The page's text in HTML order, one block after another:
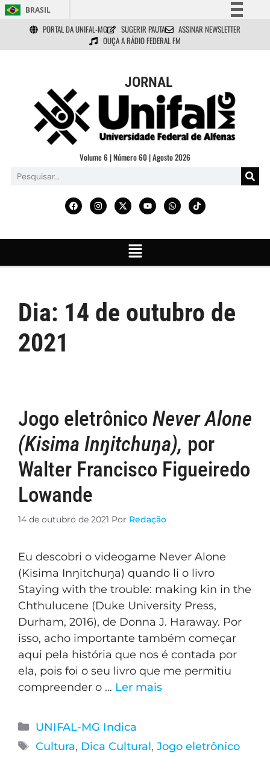
BRASIL
Simplifique!
Comunica BR
Acesso à informação
Legislação
Canais
PORTAL DA UNIFAL-MG SUGERIR PAUTA
ASSINAR NEWSLETTER
OUÇA A RÁDIO FEDERAL FM
JORNAL
Volume 6 | Número 60 | Agosto 2026
Dia: 14 de outubro de
2021
Jogo eletrônico Never Alone
(Kisima Inŋitchuŋa), por
Walter Francisco Figueiredo
Lowande
14 de outubro de 2021 Por Redação
Eu descobri o videogame Never Alone
(Kisima Inŋitchuŋa) quando li o livro
Staying with the trouble: making kin in the
Chthulucene (Duke University Press,
Durham, 2016), de Donna J. Haraway. Por
isso, acho importante também começar
aqui pela história que nos é contada por
ela, pois foi o seu livro que me permitiu
compreender o … Ler mais
UNIFAL-MG Indica
Cultura, Dica Cultural, Jogo eletrônico